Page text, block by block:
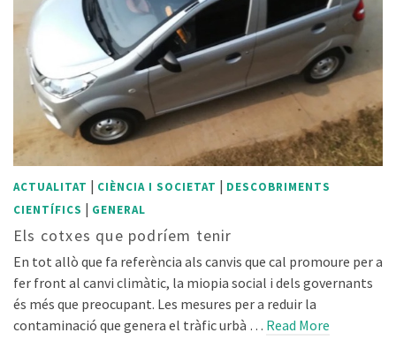
ACTUALITAT | CIÈNCIA I SOCIETAT | DESCOBRIMENTS
CIENTÍFICS | GENERAL
Els cotxes que podríem tenir
En tot allò que fa referència als canvis que cal promoure per a
fer front al canvi climàtic, la miopia social i dels governants
és més que preocupant. Les mesures per a reduir la
contaminació que genera el tràfic urbà … Read More